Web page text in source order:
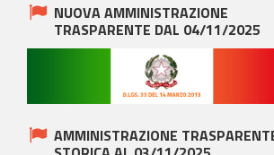
NUOVA AMMINISTRAZIONE
TRASPARENTE DAL 04/11/2025
AMMINISTRAZIONE